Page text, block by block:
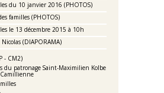
du 10 janvier 2016 (PHOTOS)
familles (PHOTOS)
le 13 décembre 2015 à 10h
(DIAPORAMA)
- CM2)
du patronage Saint-Maximilien Kolbe